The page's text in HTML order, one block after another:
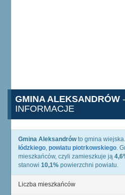
GMINA ALEKSANDRÓW
INFORMACJE
Gmina Aleksandrówto gmina
łódzkiego, powiatu piotrkowskiego.
mieszkańców, czyli zamieszkuje ją
stanowi 10,1% powierzchni powiatu.
Liczba mieszkańców